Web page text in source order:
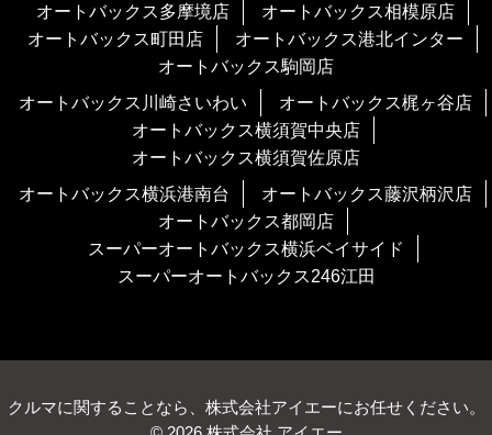
オートバックス多摩境店
オートバックス相模原店
オートバックス町田店
オートバックス港北インター
オートバックス駒岡店
オートバックス川崎さいわい
オートバックス梶ヶ谷店
オートバックス横須賀中央店
オートバックス横須賀佐原店
オートバックス横浜港南台
オートバックス藤沢柄沢店
オートバックス都岡店
スーパーオートバックス横浜ベイサイド
スーパーオートバックス246江田
クルマに関することなら、株式会社アイエーにお任せください。